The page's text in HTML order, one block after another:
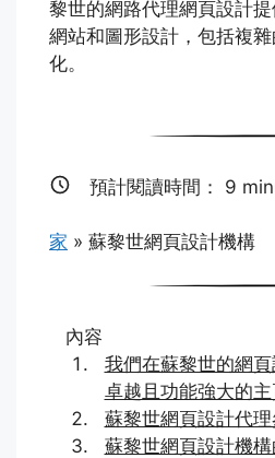
黎世的網路代理網頁設計
網站和圖形設計，包括複
化。
預計閱讀時間： 9
家 » 蘇黎世網頁設計機構
內容
我們在蘇黎世的網
卓越且功能強大的主
蘇黎世網頁設計代
蘇黎世網頁設計機